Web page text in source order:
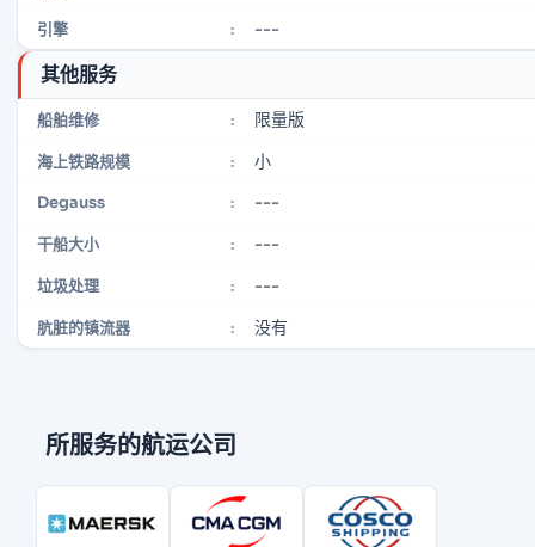
引擎 : ---
其他服务
船舶维修 : 限量版
海上铁路规模 : 小
Degauss : ---
干船大小 : ---
垃圾处理 : ---
肮脏的镇流器 : 没有
所服务的航运公司